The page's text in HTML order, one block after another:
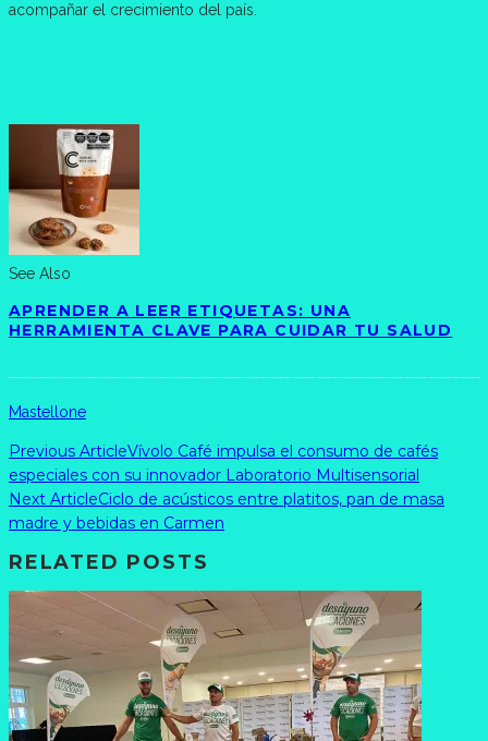
acompañar el crecimiento del país.
See Also
APRENDER A LEER ETIQUETAS: UNA
HERRAMIENTA CLAVE PARA CUIDAR TU SALUD
Mastellone
Previous ArticleVívolo Café impulsa el consumo de cafés
especiales con su innovador Laboratorio Multisensorial
Next ArticleCiclo de acústicos entre platitos, pan de masa
madre y bebidas en Carmen
RELATED POSTS